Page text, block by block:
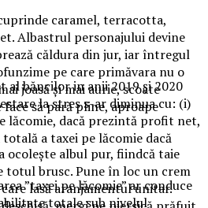
băncilor in anii 2019 şi 2020
la stres s-ar diminua cu: (i)
lăcomie, dacă prezintă profit net,
a taxei pe lăcomie dacă
”taxei pe lăcomie” ar conduce
totale sub nivelul
caramel, terracotta,
Albastrul personajului devine
căldura din jur, iar întregul
pe care primăvara nu o
joasă și mai aurie, scoate
să pară pline, aproape
ocolește albul pur, fiindcă taie
totul brusc. Pune în loc un crem
lasă aranjamentul unitar.